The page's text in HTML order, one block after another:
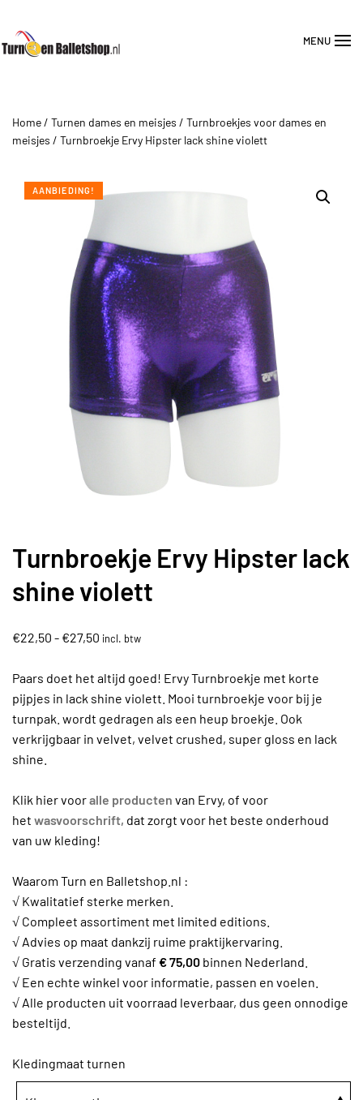
Overslaan en naar de inhoud gaan MENU
Home/ Turnen dames en meisjes / Turnbroekjes voor dames en
meisjes / Turnbroekje Ervy Hipster lack shine violett
AANBIEDING!
Turnbroekje Ervy Hipster lack
shine violett
€22,50 - €27,50 Prijsklasse:
tot
€27,50
incl. btw
Paars doet het altijd goed! Ervy Turnbroekje met korte
pijpjes in lack shine violett. Mooi turnbroekje voor bij je
turnpak. wordt gedragen als een heup broekje. Ook
verkrijgbaar in velvet, velvet crushed, super gloss en lack
shine.
Klik hier vooralle producten van Ervy, of voor
het wasvoorschrift, dat zorgt voor het beste onderhoud
van uw kleding!
Waarom Turn en Balletshop.nl :
√ Kwalitatief sterke merken.
√ Compleet assortiment met limited editions.
√ Advies op maat dankzij ruime praktijkervaring.
√ Gratis verzending vanaf € 75,00 binnen Nederland.
√ Een echte winkel voor informatie, passen en voelen.
√ Alle producten uit voorraad leverbaar, dus geen onnodige
besteltijd.
Kledingmaat turnen